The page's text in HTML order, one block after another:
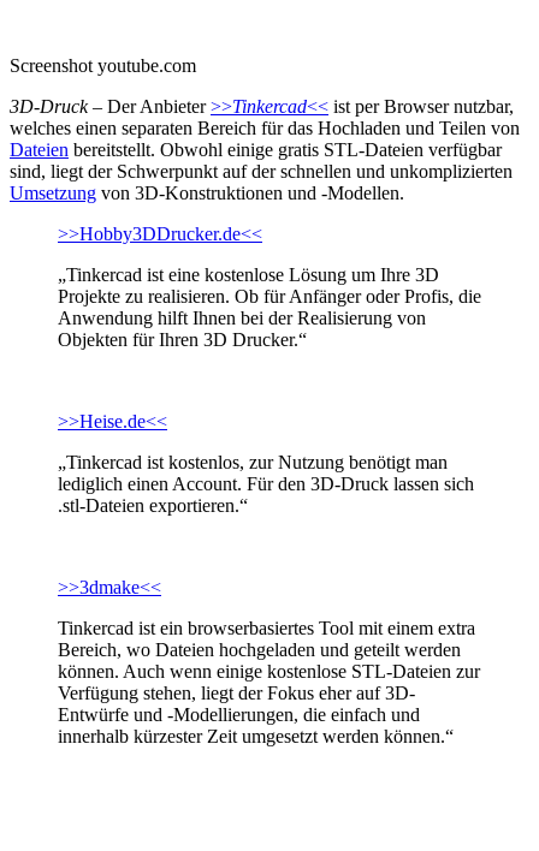
Screenshot youtube.com
3D-Druck– Der Anbieter>>Tinkercad<< ist per Browser nutzbar,
welches einen separaten Bereich für das Hochladen und Teilen von
Dateien bereitstellt. Obwohl einige gratis STL-Dateien verfügbar
sind, liegt der Schwerpunkt auf der schnellen und unkomplizierten
Umsetzung von 3D-Konstruktionen und -Modellen.
>>Hobby3DDrucker.de<<
„Tinkercad ist eine kostenlose Lösung um Ihre 3D
Projekte zu realisieren. Ob für Anfänger oder Profis, die
Anwendung hilft Ihnen bei der Realisierung von
Objekten für Ihren 3D Drucker.“
>>Heise.de<<
„Tinkercad ist kostenlos, zur Nutzung benötigt man
lediglich einen Account. Für den 3D-Druck lassen sich
.stl-Dateien exportieren.“
>>3dmake<<
Tinkercad ist ein browserbasiertes Tool mit einem extra
Bereich, wo Dateien hochgeladen und geteilt werden
können. Auch wenn einige kostenlose STL-Dateien zur
Verfügung stehen, liegt der Fokus eher auf 3D-
Entwürfe und -Modellierungen, die einfach und
innerhalb kürzester Zeit umgesetzt werden können.“